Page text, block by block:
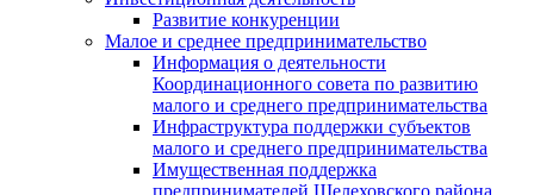
Развитие конкуренции
Малое и среднее предпринимательство
Информация о деятельности
Координационного совета по развитию
малого и среднего предпринимательства
Инфраструктура поддержки субъектов
малого и среднего предпринимательства
Имущественная поддержка
предпринимателей Шелеховского района